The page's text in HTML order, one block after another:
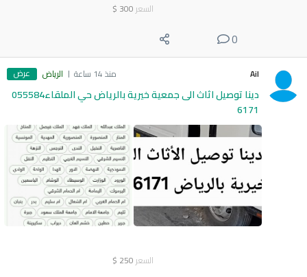
السعر 300
$
0
Ail منذ 14 ساعة الرياض عرض
دينا توصيل اثاث الى جمعية خيرية بالرياض حي الملقاء055584
6171
السعر 250
$